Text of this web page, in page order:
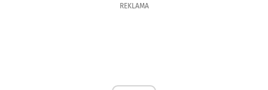
REKLAMA